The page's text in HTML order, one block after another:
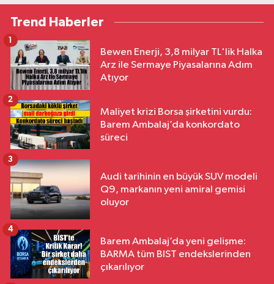
Trend Haberler
Bewen Enerji, 3,8 milyar TL'lik Halka
Arz ile Sermaye Piyasalarına Adım
Atıyor
1
Maliyet krizi Borsa şirketini vurdu:
Barem Ambalaj’da konkordato
süreci
2
Audi tarihinin en büyük SUV modeli
Q9, markanın yeni amiral gemisi
oluyor
3
Barem Ambalaj’da yeni gelişme:
BARMA tüm BIST endekslerinden
çıkarılıyor
4